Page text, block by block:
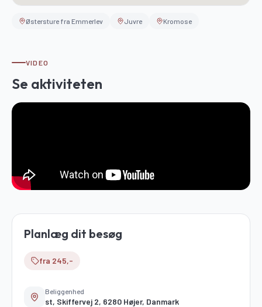
Østersture fra Emmerlev Juvre Kromose
VIDEO
Se aktiviteten
Planlæg dit besøg
fra 245,-
Beliggenhed
st, Skiffervej 2, 6280 Højer, Danmark